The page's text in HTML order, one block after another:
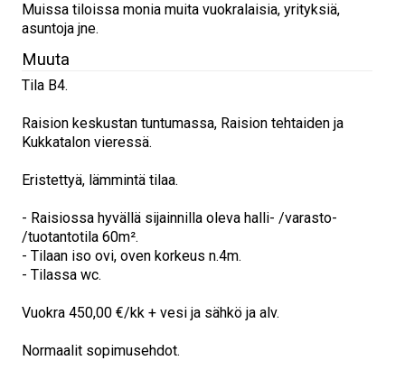
Muissa tiloissa monia muita vuokralaisia, yrityksiä,
asuntoja jne.
Muuta
Tila B4.
Raision keskustan tuntumassa, Raision tehtaiden ja
Kukkatalon vieressä.
Eristettyä, lämmintä tilaa.
- Raisiossa hyvällä sijainnilla oleva halli- /varasto-
/tuotantotila 60m².
- Tilaan iso ovi, oven korkeus n.4m.
- Tilassa wc.
Vuokra 450,00 €/kk + vesi ja sähkö ja alv.
Normaalit sopimusehdot.